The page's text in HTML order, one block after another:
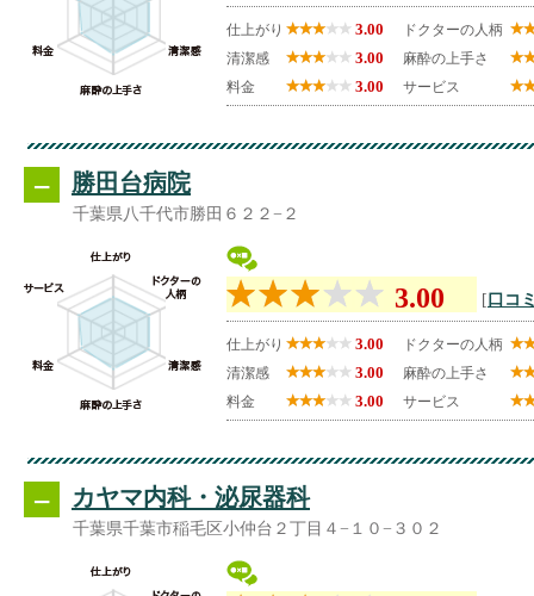
仕上がり 3.00
清潔感 3.00
料金 3.00
ドクターの人柄
麻酔の上手さ
サービス
-- 勝田台病院
千葉県八千代市勝田６２２−２
3.00 [口コ
仕上がり 3.00
清潔感 3.00
料金 3.00
ドクターの人柄
麻酔の上手さ
サービス
-- カヤマ内科・泌尿器科
千葉県千葉市稲毛区小仲台２丁目４−１０−３０２